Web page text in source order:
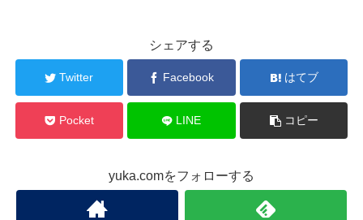
シェアする
Twitter Facebook はてブ
Pocket LINE コピー
yuka.comをフォローする